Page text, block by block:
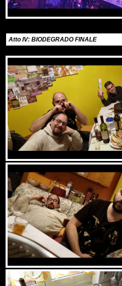
Atto IV: BIODEGRADO FINALE